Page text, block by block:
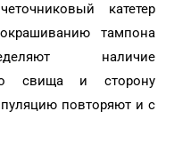
катетер
тампона
наличие
свища и сторону
повторяют и с